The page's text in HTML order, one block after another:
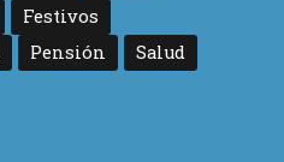
Festivos
Pensión
Salud